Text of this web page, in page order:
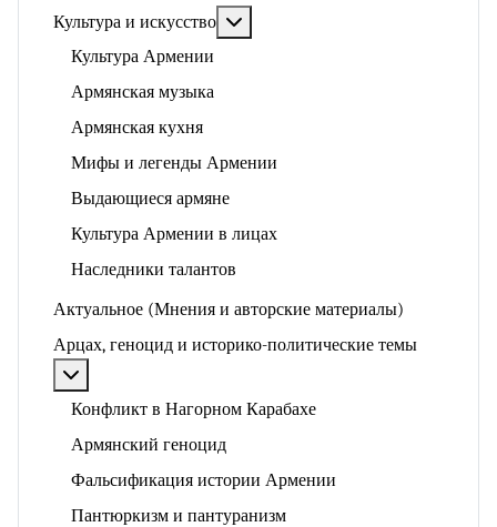
Культура и искусство
Культура Армении
Армянская музыка
Армянская кухня
Мифы и легенды Армении
Выдающиеся армяне
Культура Армении в лицах
Наследники талантов
Актуальное (Мнения и авторские материалы)
Арцах, геноцид и историко-политические темы
Конфликт в Нагорном Карабахе
Армянский геноцид
Фальсификация истории Армении
Пантюркизм и пантуранизм